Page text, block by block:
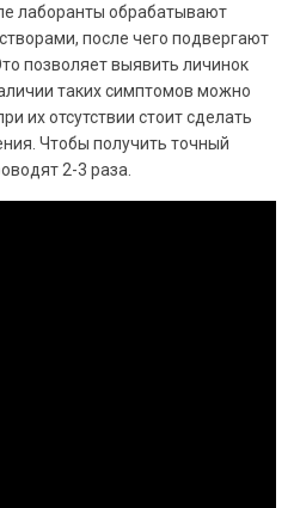
лаборанты обрабатывают
после чего подвергают
позволяет выявить личинок
таких симптомов можно
их отсутствии стоит сделать
Чтобы получить точный
2-3 раза.